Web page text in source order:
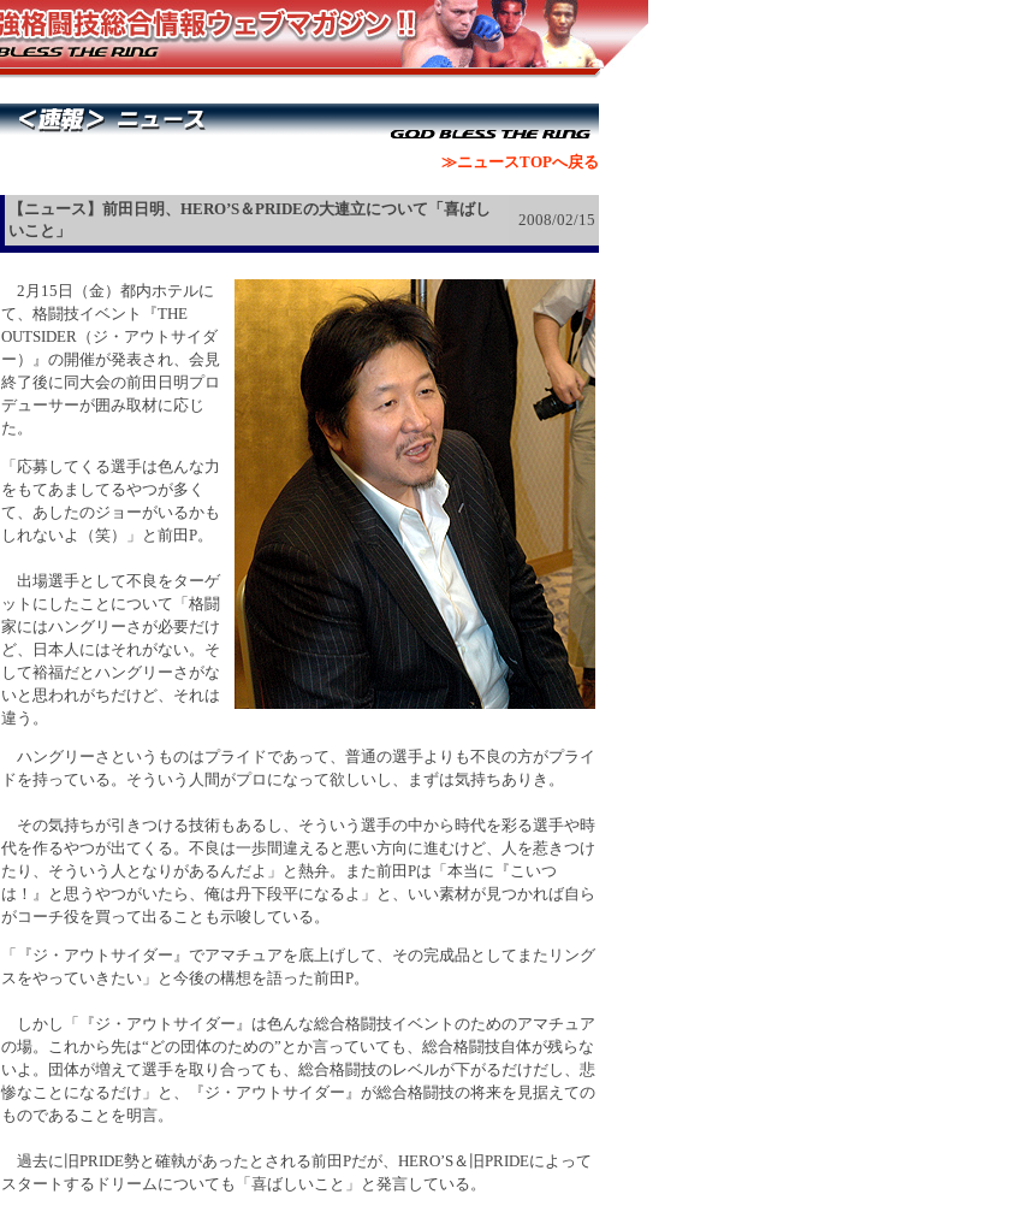
≫ニュースTOPへ戻る
【ニュース】前田日明、HERO’S＆PRIDEの大連立について「喜ばし
いこと」
2008/02/15
2月15日（金）都内ホテルに
て、格闘技イベント『THE
OUTSIDER（ジ・アウトサイダ
ー）』の開催が発表され、会見
終了後に同大会の前田日明プロ
デューサーが囲み取材に応じ
た。
「応募してくる選手は色んな力
をもてあましてるやつが多く
て、あしたのジョーがいるかも
しれないよ（笑）」と前田P。
出場選手として不良をターゲ
ットにしたことについて「格闘
家にはハングリーさが必要だけ
ど、日本人にはそれがない。そ
して裕福だとハングリーさがな
いと思われがちだけど、それは
違う。
ハングリーさというものはプライドであって、普通の選手よりも不良の方がプライ
ドを持っている。そういう人間がプロになって欲しいし、まずは気持ちありき。
その気持ちが引きつける技術もあるし、そういう選手の中から時代を彩る選手や時
代を作るやつが出てくる。不良は一歩間違えると悪い方向に進むけど、人を惹きつけ
たり、そういう人となりがあるんだよ」と熱弁。また前田Pは「本当に『こいつ
は！』と思うやつがいたら、俺は丹下段平になるよ」と、いい素材が見つかれば自ら
がコーチ役を買って出ることも示唆している。
「『ジ・アウトサイダー』でアマチュアを底上げして、その完成品としてまたリング
スをやっていきたい」と今後の構想を語った前田P。
しかし「『ジ・アウトサイダー』は色んな総合格闘技イベントのためのアマチュア
の場。これから先は“どの団体のための”とか言っていても、総合格闘技自体が残らな
いよ。団体が増えて選手を取り合っても、総合格闘技のレベルが下がるだけだし、悲
惨なことになるだけ」と、『ジ・アウトサイダー』が総合格闘技の将来を見据えての
ものであることを明言。
過去に旧PRIDE勢と確執があったとされる前田Pだが、HERO’S＆旧PRIDEによって
スタートするドリームについても「喜ばしいこと」と発言している。